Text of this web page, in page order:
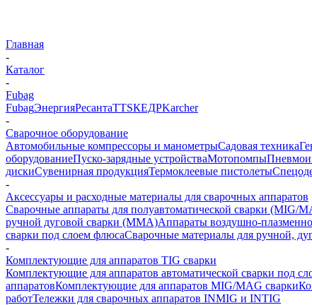
Главная
-
Каталог
-
Fubag
FubagЭнергияРесантаTTSКЕДРKarcher
-
Сварочное оборудование
Автомобильные компрессоры и манометрыСадовая техника
оборудованиеПуско-зарядные устройстваМотопомпы
дискиСувенирная продукцияТермоклеевые пистолеты
-
Аксессуары и расходные материалы для сварочных аппаратов
Сварочные аппараты для полуавтоматической сварки (MIG/
ручной дуговой сварки (MMA)Аппараты воздушно-
сварки под слоем флюсаСварочные материалы для ручной,
-
Комплектующие для аппаратов TIG сварки
Комплектующие для аппаратов автоматической сварки под
аппаратовКомплектующие для аппаратов MIG/MAG сварки
работТележки для сварочных аппаратов INMIG и INTIG